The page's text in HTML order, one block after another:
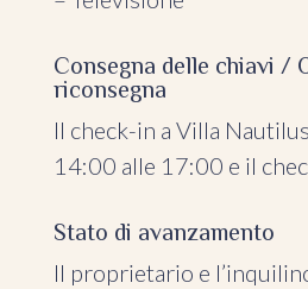
Consegna delle chiavi /
riconsegna
Il check-in a Villa
14:00 alle 17:00 e il
Stato di avanzamento
Il proprietario e